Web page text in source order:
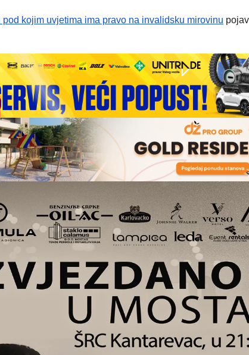
pod kojim uvjetima ima pravo na invalidsku mirovinu